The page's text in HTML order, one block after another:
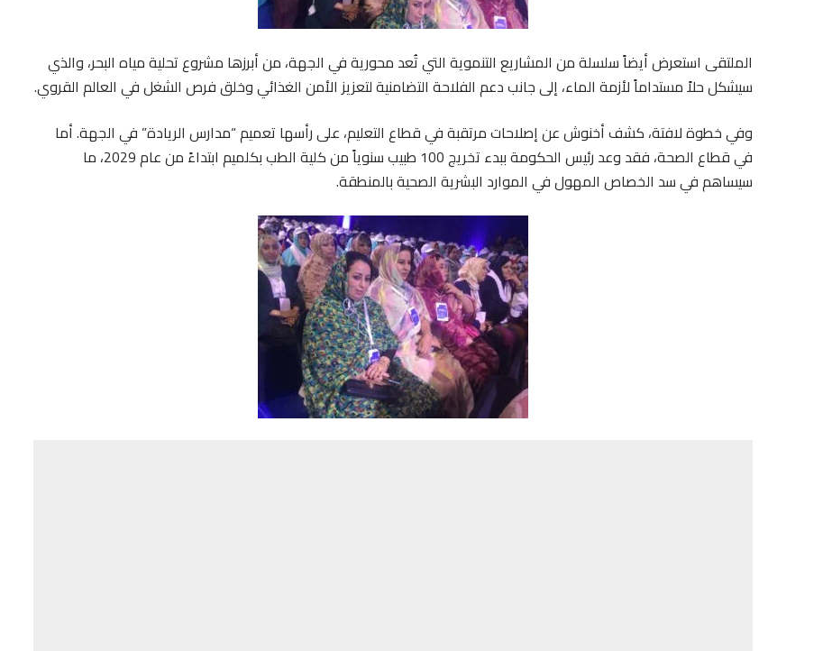
الملتقى استعرض أيضاً سلسلة من المشاريع التنموية التي تُعد محورية في الجهة، من أبرزها مشروع تحلية مياه البحر، والذي
سيشكل حلاً مستداماً لأزمة الماء، إلى جانب دعم الفلاحة التضامنية لتعزيز الأمن الغذائي وخلق فرص الشغل في العالم القروي.
وفي خطوة لافتة، كشف أخنوش عن إصلاحات مرتقبة في قطاع التعليم، على رأسها تعميم “مدارس الريادة” في الجهة. أما
في قطاع الصحة، فقد وعد رئيس الحكومة ببدء تخريج 100 طبيب سنوياً من كلية الطب بكلميم ابتداءً من عام 2029، ما
سيساهم في سد الخصاص المهول في الموارد البشرية الصحية بالمنطقة.